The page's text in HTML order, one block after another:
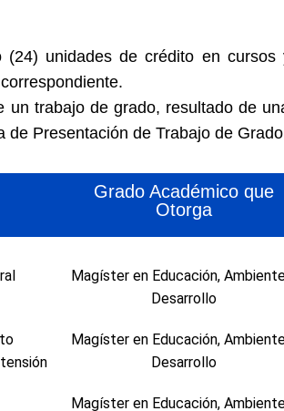
unidades de crédito en
un trabajo de grado, resultado de
Presentación de Trabajo de
Grado Académico que
Otorga
Magíster en Educación,
Desarrollo
Magíster en Educación,
Desarrollo
Magíster en Educación,